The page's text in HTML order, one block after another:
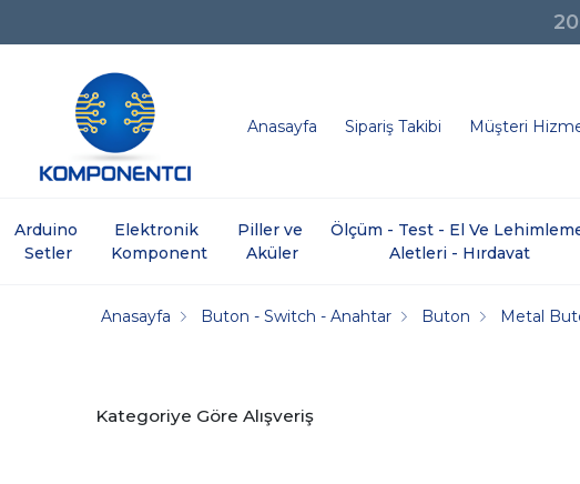
Anasayfa Sipariş Takibi Müşteri
Arduino
Setler
Elektronik
Komponent
Piller ve
Aküler
Ölçüm - Test - El Ve
Aletleri - Hırdavat
Anasayfa Buton - Switch - Anahtar Buton Metal
Kategoriye Göre Alışveriş